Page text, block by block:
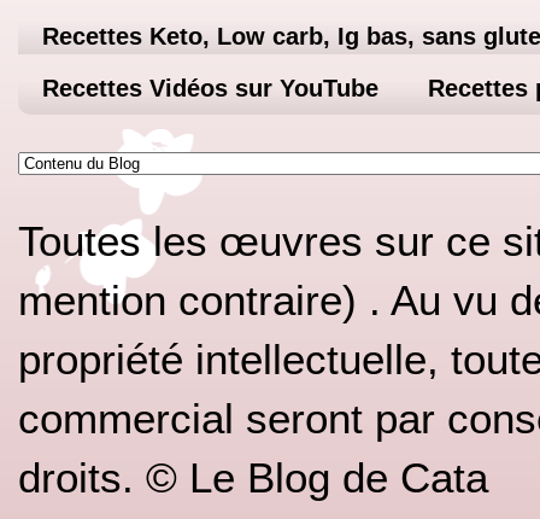
Recettes Keto, Low carb, Ig bas, sans
Recettes Vidéos sur YouTube
Recettes
Toutes les œuvres sur ce
mention contraire) . Au vu
propriété intellectuelle,
commercial seront par
droits. © Le Blog de Cata